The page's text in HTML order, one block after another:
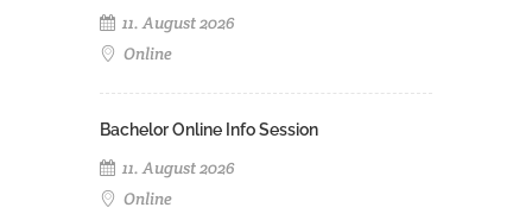
11. August 2026
Online
Bachelor Online Info Session
11. August 2026
Online